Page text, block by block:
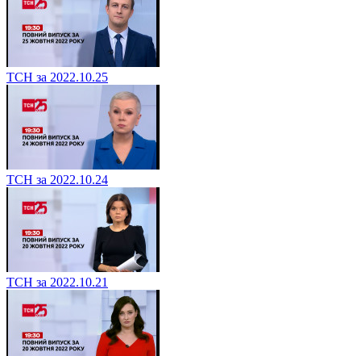
ТСН за 2022.10.25
ТСН за 2022.10.24
ТСН за 2022.10.21